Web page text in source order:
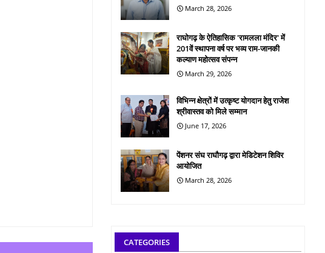
March 28, 2026
राघोगढ़ के ऐतिहासिक 'रामलला मंदिर' में
201वें स्थापना वर्ष पर भव्य राम-जानकी
कल्याण महोत्सव संपन्न
March 29, 2026
विभिन्न क्षेत्रों में उत्कृष्ट योगदान हेतु राजेश
श्रीवास्तव को मिले सम्मान
June 17, 2026
पेंशनर संघ राघौगढ़ द्वारा मेडिटेशन शिविर
आयोजित
March 28, 2026
CATEGORIES